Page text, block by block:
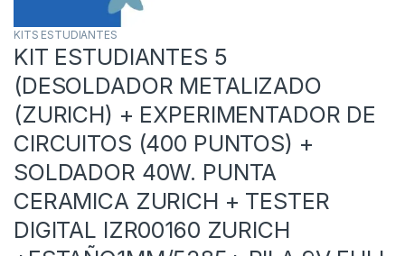
KITS ESTUDIANTES
KIT ESTUDIANTES 5
(DESOLDADOR METALIZADO
(ZURICH) + EXPERIMENTADOR DE
CIRCUITOS (400 PUNTOS) +
SOLDADOR 40W. PUNTA
CERAMICA ZURICH + TESTER
DIGITAL IZR00160 ZURICH